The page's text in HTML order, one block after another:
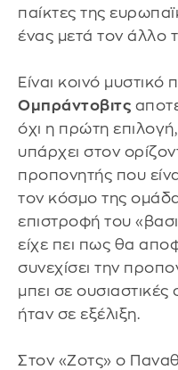
παίκτες της
ένας μετά τον άλλο
Είναι κοινό μυστικό
Ομπράντοβιτς
όχι η πρώτη
υπάρχει στον
προπονητής που
τον κόσμο της
επιστροφή του
είχε πει πως θα
συνεχίσει την
μπει σε
ήταν σε εξέλιξη.
Στον «Ζοτς» ο